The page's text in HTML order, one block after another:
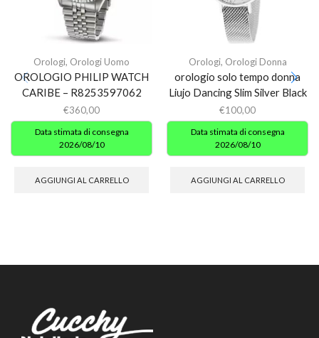
Orologi, Orologi Uomo
OROLOGIO PHILIP WATCH
CARIBE – R8253597062
€360,00
Data stimata di consegna
2026/08/10
AGGIUNGI AL CARRELLO
Orologi, Orologi Donna
orologio solo tempo donna
Liujo Dancing Slim Silver Black
€100,00
Data stimata di consegna
2026/08/10
AGGIUNGI AL CARRELLO